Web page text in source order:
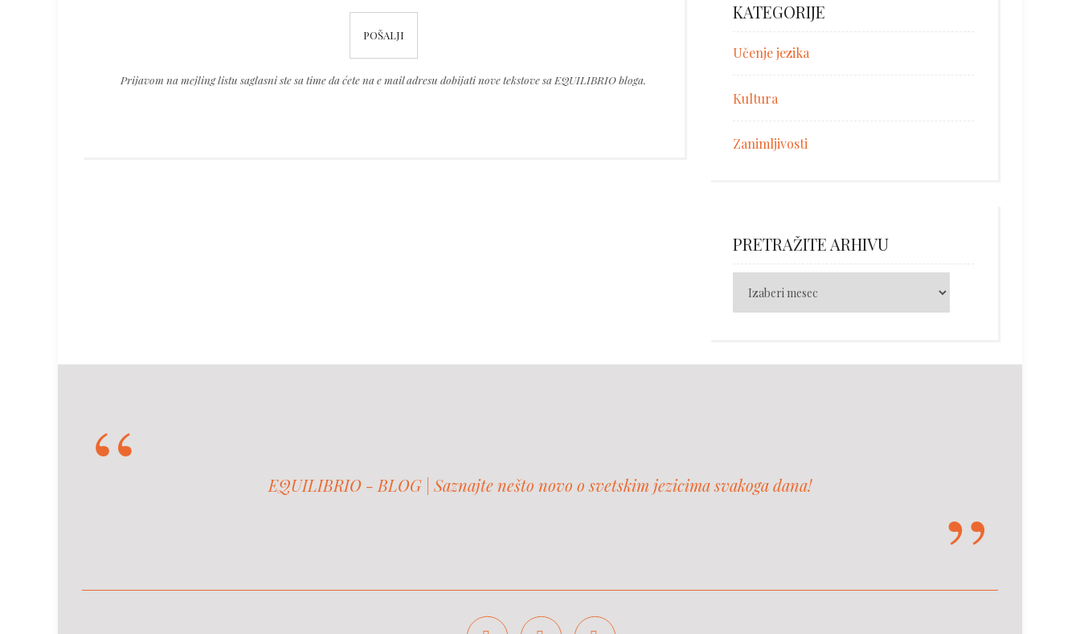
field
Prijavom na mejling listu saglasni ste sa time da ćete na e mail adresu dobijati nove tekstove sa EQUILIBRIO bloga.
KATEGORIJE
Učenje jezika
Kultura
Zanimljivosti
PRETRAŽITE ARHIVU
EQUILIBRIO - BLOG | Saznajte nešto novo o svetskim jezicima svakoga dana!